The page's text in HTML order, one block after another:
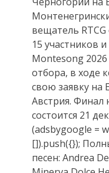
вещатель
15 участников
Montesong
отбора, в ходе
свою заявку на
Австрия. Финал
состоится 21
(adsbygoogle =
[]).push({});
песен: Andrea